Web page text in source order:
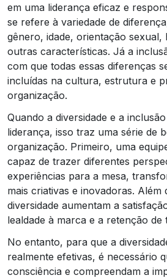
em uma liderança eficaz e
se refere à variedade de
gênero, idade, orientação sexual,
outras características. Já a
com que todas essas diferenças
incluídas na cultura, estrutura e
organização.
Quando a diversidade e a
liderança, isso traz uma série de
organização. Primeiro, uma
capaz de trazer diferentes
experiências para a mesa,
mais criativas e inovadoras. Além
diversidade aumentam a
lealdade à marca e a retenção de
No entanto, para que a
realmente efetivas, é necessário
consciência e compreendam a